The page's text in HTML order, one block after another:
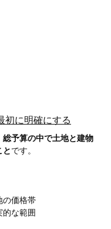
に明確にする
総予算の中で土地と建物
とです。
の価格帯
的な範囲